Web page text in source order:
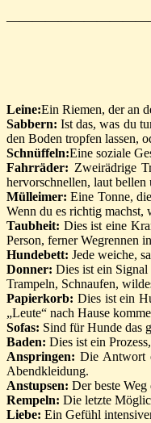
Leine:Ein Riemen, der an
Sabbern: Ist das, was du
den Boden tropfen lassen,
Schnüffeln:Eine soziale
Fahrräder: Zweirädrige
hervorschnellen, laut
Mülleimer: Eine Tonne,
Wenn du es richtig machst,
Taubheit: Dies ist eine
Person, ferner Wegrennen
Hundebett: Jede weiche,
Donner: Dies ist ein Signal
Trampeln, Schnaufen,
Papierkorb: Dies ist ein
„Leute“ nach Hause
Sofas: Sind für Hunde das
Baden: Dies ist ein
Anspringen: Die Antwort
Abendkleidung.
Anstupsen: Der beste
Rempeln: Die letzte
Liebe: Ein Gefühl